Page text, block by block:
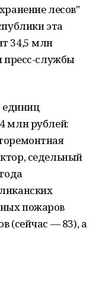
лесов"
эта
34,5 млн
пресс-службы
единиц
млн рублей:
седельный
пожаров
(сейчас — 83), а